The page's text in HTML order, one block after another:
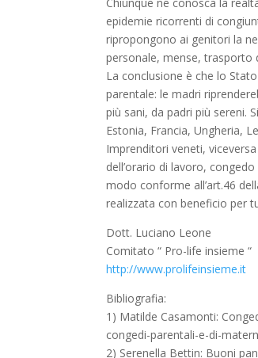
epidemie ricorrenti di
ripropongono ai genitori la
personale, mense, trasporto
La conclusione è che lo
parentale: le madri
più sani, da padri più sereni.
Estonia, Francia, Ungheria,
Imprenditori veneti,
dell’orario di lavoro,
modo conforme all’art.46
realizzata con beneficio per
Dott. Luciano Leone
Comitato “ Pro-life insieme “
http://www.prolifeinsieme.it
Bibliografia:
1) Matilde Casamonti:
congedi-parentali-e-di-
2) Serenella Bettin: Buoni